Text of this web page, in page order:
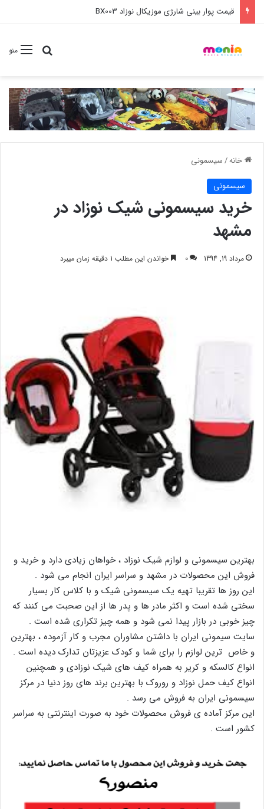
خرید عمده ست مانیکور نوزاد خارجی
منوجستجو
خانه/سیسمونی
سیسمونی
خرید سیسمونی شیک نوزاد در
مشهد
مرداد 19, 1394 0 خواندن این مطلب 1 دقیقه زمان میبرد
بهترین سیسمونی و لوازم شیک نوزاد ، خواهان زیادی دارد و خرید و
فروش این محصولات در مشهد و سراسر ایران انجام می شود .
این روز ها تقریبا تهیه یک سیسمونی شیک و با کلاس کار بسیار
سختی شده است و اکثر مادر ها و پدر ها از این صحبت می کنند که
چیز خوبی در بازار پیدا نمی شود و همه چیز تکراری شده است .
سایت سیمونی ایران با داشتن مشاوران مجرب و کار آزموده ، بهترین
و خاص ترین لوازم را برای شما و کودک عزیزتان تدارک دیده است .
انواع کالسکه و کریر به همراه کیف های شیک نوزادی و همچنین
انواع کیف حمل نوزاد و روروک با بهترین برند های روز دنیا در مرکز
سیسمونی ایران به فروش می رسد .
این مرکز آماده ی فروش محصولات خود به صورت اینترنتی به سراسر
کشور است .